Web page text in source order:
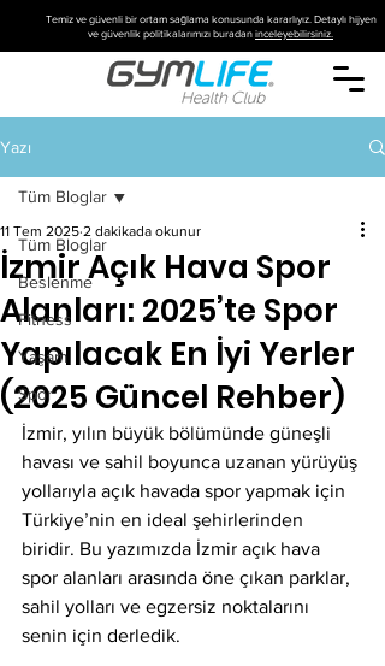
Temiz ve güvenli bir ortam sağlama konusunda kararlıyız. Detaylı hijyen
ve güvenlik politikalarımızı buradaninceleyebilirsiniz.
Yazı
Tüm Bloglar
Beslenme
Fitness
Yaşam
Spor
Tüm Bloglar
İzmir Açık Hava Spor
Alanları: 2025’te Spor
Yapılacak En İyi Yerler
(2025 Güncel Rehber)
11 Tem 2025 2 dakikada okunur
İzmir, yılın büyük bölümünde güneşli
havası ve sahil boyunca uzanan yürüyüş
yollarıyla açık havada spor yapmak için
Türkiye’nin en ideal şehirlerinden
biridir. Bu yazımızda İzmir açık hava
spor alanları arasında öne çıkan parklar,
sahil yolları ve egzersiz noktalarını
senin için derledik.